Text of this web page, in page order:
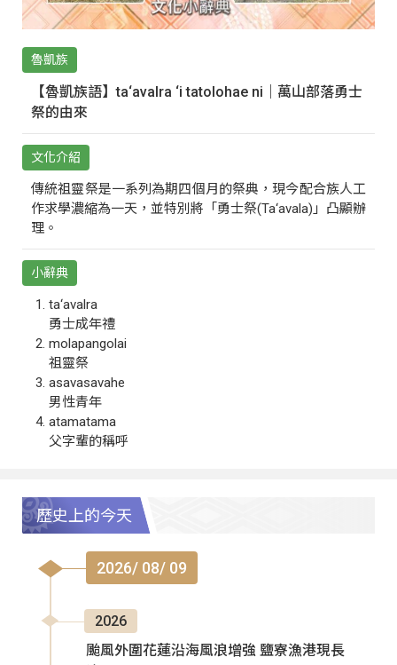
魯凱族
【魯凱族語】ta‘avalra ‘i tatolohae ni｜萬山部落勇士
祭的由來
文化介紹
傳統祖靈祭是一系列為期四個月的祭典，現今配合族人工
作求學濃縮為一天，並特別將「勇士祭(Ta‘avala)」凸顯辦
理。
小辭典
ta‘avalra
勇士成年禮
molapangolai
祖靈祭
asavasavahe
男性青年
atamatama
父字輩的稱呼
歷史上的今天
2026/ 08/ 09
2026
颱風外圍花蓮沿海風浪增強 鹽寮漁港現長